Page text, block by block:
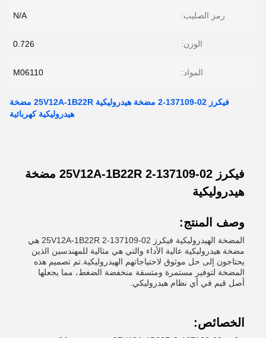
رمز الصليب: N/A
الوزن: 0.726
المواد: M06110
فيكرز 02-137109-2 مضخة هيدروليكية 25V12A-1B22R مضخة
هيدروليكية كهربائية
فيكرز 02-137109-2 25V12A-1B22R مضخة
هيدروليكية
وصف المنتج:
المضخة الهيدروليكية فيكرز 02-137109-2 25V12A-1B22R هي
مضخة هيدروليكية عالية الأداء والتي هي مثالية للمهندسين الذين
يحتاجون إلى حل موثوق لاحتياجاتهم الهيدروليكية.تم تصميم هذه
المضخة لتوفير مستمرة ومتسقة منخفضة الضغط، مما يجعلها
أصل قيم في أي نظام هيدروليكي.
الخصائص: